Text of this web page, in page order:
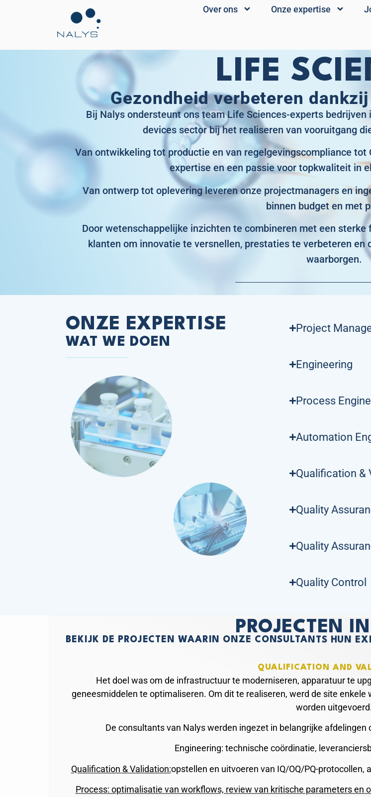
Over ons Onze expertise
LIFE
Gezondheid verbeteren
Bij Nalys ondersteunt ons team Life Sciences-experts
devices sector bij het realiseren van vooruitgang
Van ontwikkeling tot productie en van regelgevingscompliance tot
expertise en een passie voor topkwaliteit in
Van ontwerp tot oplevering leveren onze projectmanagers en
binnen budget en met
Door wetenschappelijke inzichten te combineren met een
klanten om innovatie te versnellen, prestaties te verbeteren
waarborgen.
ONZE EXPERTISE
WAT WE DOEN
Project
Engineering
Process
Automation
Qualification &
Quality
Quality
Quality Control
PROJECTEN
BEKIJK DE PROJECTEN WAARIN ONZE CONSULTANTS HUN
QUALIFICATION AND
Het doel was om de infrastructuur te moderniseren, apparatuur te
geneesmiddelen te optimaliseren. Om dit te realiseren, werd de site
worden
De consultants van Nalys werden ingezet in belangrijke
Engineering: technische coördinatie,
Qualification & Validation:opstellen en uitvoeren van IQ/OQ/PQ-
Process: optimalisatie van workflows, review van kritische parameters en